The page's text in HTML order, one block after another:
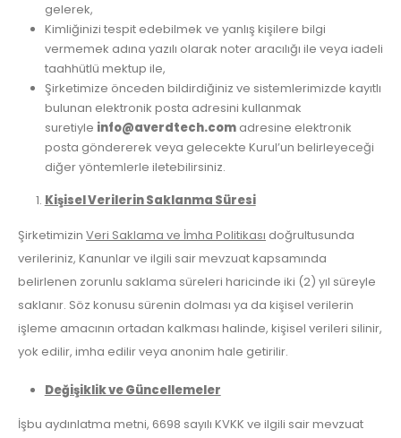
gelerek,
Kimliğinizi tespit edebilmek ve yanlış kişilere bilgi
vermemek adına yazılı olarak noter aracılığı ile veya iadeli
taahhütlü mektup ile,
Şirketimize önceden bildirdiğiniz ve sistemlerimizde kayıtlı
bulunan elektronik posta adresini kullanmak
suretiyle info@averdtech.comadresine elektronik
posta göndererek veya gelecekte Kurul’un belirleyeceği
diğer yöntemlerle iletebilirsiniz.
Kişisel Verilerin Saklanma Süresi
Şirketimizin Veri Saklama ve İmha Politikası doğrultusunda
verileriniz, Kanunlar ve ilgili sair mevzuat kapsamında
belirlenen zorunlu saklama süreleri haricinde iki (2) yıl süreyle
saklanır. Söz konusu sürenin dolması ya da kişisel verilerin
işleme amacının ortadan kalkması halinde, kişisel verileri silinir,
yok edilir, imha edilir veya anonim hale getirilir.
Değişiklik ve Güncellemeler
İşbu aydınlatma metni, 6698 sayılı KVKK ve ilgili sair mevzuat